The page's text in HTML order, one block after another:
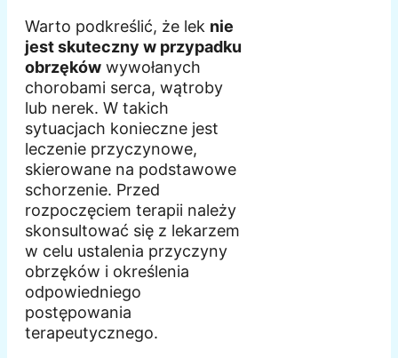
Warto podkreślić, że lek nie
jest skuteczny w przypadku
obrzęków wywołanych
chorobami serca, wątroby
lub nerek. W takich
sytuacjach konieczne jest
leczenie przyczynowe,
skierowane na podstawowe
schorzenie. Przed
rozpoczęciem terapii należy
skonsultować się z lekarzem
w celu ustalenia przyczyny
obrzęków i określenia
odpowiedniego
postępowania
terapeutycznego.